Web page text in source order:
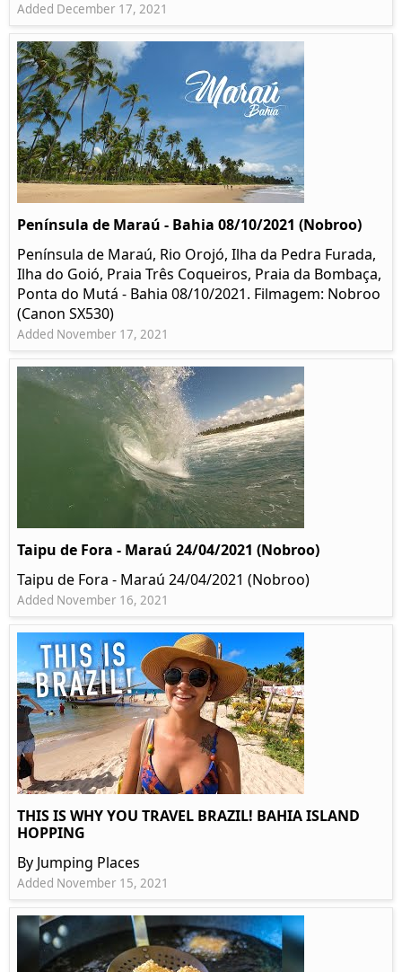
Added December 17, 2021
Península de Maraú - Bahia 08/10/2021 (Nobroo)
Península de Maraú, Rio Orojó, Ilha da Pedra Furada,
Ilha do Goió, Praia Três Coqueiros, Praia da Bombaça,
Ponta do Mutá - Bahia 08/10/2021. Filmagem: Nobroo
(Canon SX530)
Added November 17, 2021
Taipu de Fora - Maraú 24/04/2021 (Nobroo)
Taipu de Fora - Maraú 24/04/2021 (Nobroo)
Added November 16, 2021
THIS IS WHY YOU TRAVEL BRAZIL! BAHIA ISLAND
HOPPING
By Jumping Places
Added November 15, 2021